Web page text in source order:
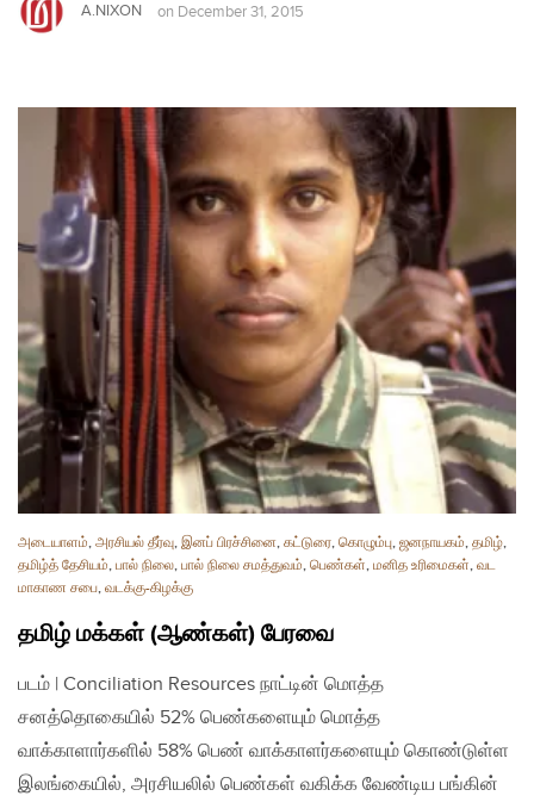
A.NIXON on December 31, 2015
அடையாளம், அரசியல் தீர்வு, இனப் பிரச்சினை, கட்டுரை, கொழும்பு, ஜனநாயகம், தமிழ்,
தமிழ்த் தேசியம், பால் நிலை, பால் நிலை சமத்துவம், பெண்கள், மனித உரிமைகள், வட
மாகாண சபை, வடக்கு-கிழக்கு
தமிழ் மக்கள் (ஆண்கள்) பேரவை
படம் | Conciliation Resources நாட்டின் மொத்த
சனத்தொகையில் 52% பெண்களையும் மொத்த
வாக்காளார்களில் 58% பெண் வாக்காளர்களையும் கொண்டுள்ள
இலங்கையில், அரசியலில் பெண்கள் வகிக்க வேண்டிய பங்கின்